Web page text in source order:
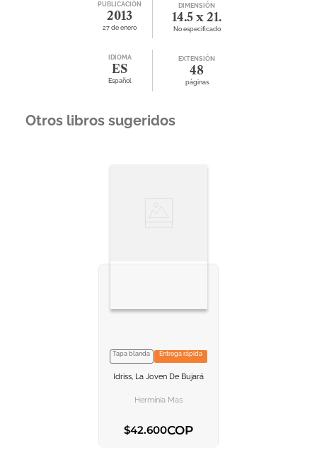
PUBLICACIÓN
2013
27 de enero
DIMENSIÓN
14.5 x 21.
No especificado
IDIOMA
ES
Español
EXTENSIÓN
48
páginas
Otros libros sugeridos
VER INFORMACION
Tapa blanda Entrega rápida
Idriss, La Joven De Bujará
Hermínia Mas
$42.600COP